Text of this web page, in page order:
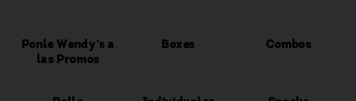
Ponle Wendy's a
las Promos
Boxes Combos